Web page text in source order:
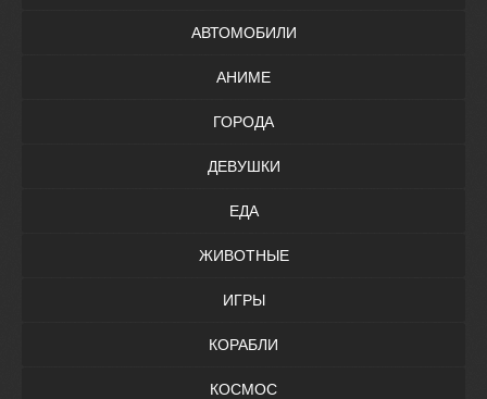
АВТОМОБИЛИ
АНИМЕ
ГОРОДА
ДЕВУШКИ
ЕДА
ЖИВОТНЫЕ
ИГРЫ
КОРАБЛИ
КОСМОС